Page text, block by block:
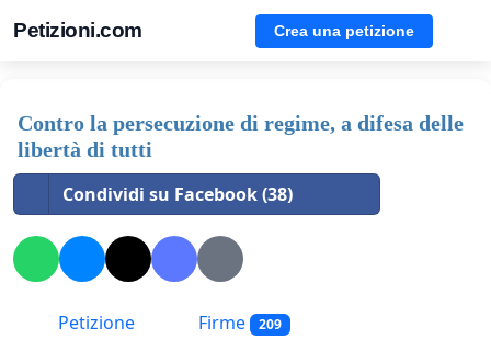
Petizioni.com Crea una petizione
Contro la persecuzione di regime, a difesa delle
libertà di tutti
Condividi su Facebook (38)
Petizione Firme 209